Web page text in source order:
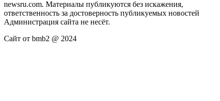
newsru.com. Материалы публикуются без искажения,
ответственность за достоверность публикуемых новостей
Администрация сайта не несёт.
Сайт от bmb2 @ 2024